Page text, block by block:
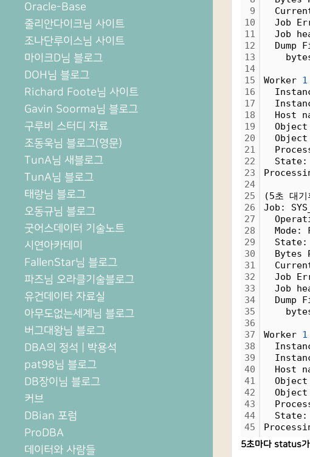
Oracle-Base
줄리안다이크님 사이트
조나단루이스님 사이트
마이크D님 블로그
DOH님 블로그
Richard Foote님 사이트
Gavin Soorma님 블로그
구루비 스터디 자료
조동욱님 블로그(영문)
TunA님 새블로그
TunA님 블로그
태랑님 블로그
오동규님 블로그
굿어스데이터 기술노트
시연아카데미
FallenStar님 블로그
파즈님 오라클기술블로그
유건데이타 자료실
아무도없는세계님 블로그
버그대왕님 블로그
DBA의 정석 | 박용석
pat98님 블로그
DB장이님 블로그
커브
DBian 포럼
ProDBA
데이터와 사람들
9
10
11
12
13
14
15
16
17
18
19
20
21
22
23
24
25
26
27
28
29
30
31
32
33
34
35
36
37
38
39
40
41
42
43
44
45
Job
Job
Dump
bytes
Worker 1
Instance
Host
Object
Object
Process
State:
(5초 대
Job:
Mode:
State:
Bytes
Job
Job
Dump
bytes
Worker 1
Instance
Host
Object
Object
Process
State:
5초마다 status